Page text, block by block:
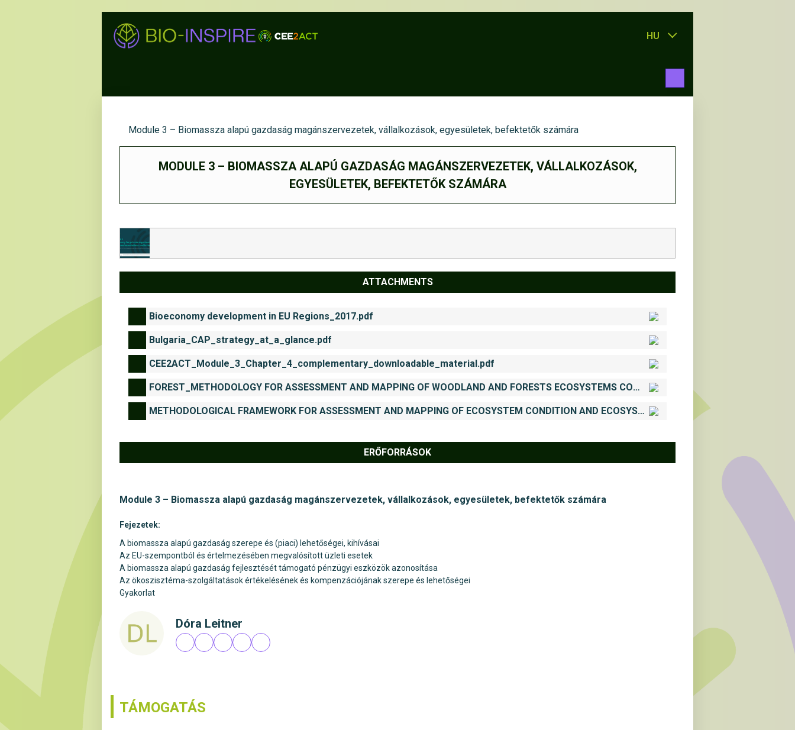
HU
Module 3 – Biomassza alapú gazdaság magánszervezetek, vállalkozások, egyesületek, befektetők számára
MODULE 3 – BIOMASSZA ALAPÚ GAZDASÁG MAGÁNSZERVEZETEK, VÁLLALKOZÁSOK,
EGYESÜLETEK, BEFEKTETŐK SZÁMÁRA
Module 3 – Biomassza alapú gazdaság magánszervezetek, vállalkozások, egyesületek, befektetők számára
Fejezetek:
A biomassza alapú gazdaság szerepe és (piaci) lehetőségei, kihívásai
Az EU-szempontból és értelmezésében megvalósított üzleti esetek
A biomassza alapú gazdaság fejlesztését támogató pénzügyi eszközök azonosítása
Az ökoszisztéma-szolgáltatások értékelésének és kompenzációjának szerepe és lehetőségei
Gyakorlat
Dóra Leitner
ATTACHMENTS
Bioeconomy development in EU Regions_2017.pdf
Bulgaria_CAP_strategy_at_a_glance.pdf
CEE2ACT_Module_3_Chapter_4_complementary_downloadable_material.pdf
FOREST_METHODOLOGY FOR ASSESSMENT AND MAPPING OF WOODLAND AND FORESTS ECOSYSTEMS CONDITION AND THEIR SERVICES IN BULGARIA.pdf
METHODOLOGICAL FRAMEWORK FOR ASSESSMENT AND MAPPING OF ECOSYSTEM CONDITION AND ECOSYSTEM SERVICES IN BULGARIA. PART D.pdf
ERŐFORRÁSOK
TÁMOGATÁS